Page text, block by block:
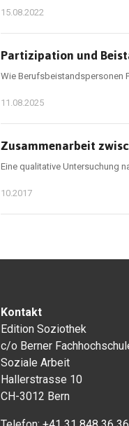
15.08.2022
Partizipation und
Wie Berufsbeistandspersonen
11.08.2025
Zusammenarbeit
Eine qualitative Untersuchung
10.2017
Kontakt
Edition Soziothek
c/o Berner
Soziale Arbeit
Hallerstrasse 10
CH-3012 Bern